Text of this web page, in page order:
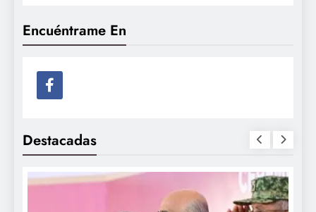
Encuéntrame En
Destacadas